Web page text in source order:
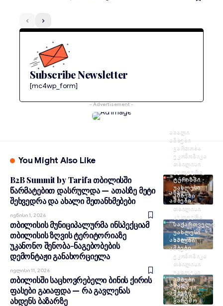
Subscribe Newsletter
[mc4wp_form]
- Advertisement -
You Might Also Like
ᲐᲮᲐᲚᲘ
ᲐᲛᲑᲔᲑᲘ
ᲒᲐᲠᲗᲝᲑᲐ
ᲔᲙᲝᲜᲝᲛᲘᲙᲐ
ᲗᲑᲘᲚᲘᲡᲘ
ᲙᲣᲚᲢᲣᲠᲐ
ᲢᲣᲠᲘᲖᲛᲘ
ᲣᲐᲮᲚᲔᲡᲘ
ᲐᲛᲑᲔᲑᲘ
B2B Summit by Tarifa თბილისში
წარმატებით დასრულდა — ათასზე მეტი
შეხვედრა და ახალი შეთანხმებები
Ივნისი 1, 2026
ᲐᲮᲐᲚᲘ
ᲐᲛᲑᲔᲑᲘ
ᲗᲑᲘᲚᲘᲡᲘ
ᲙᲣᲚᲢᲣᲠᲐ
ᲡᲐᲥᲐᲠᲗᲕᲔᲚᲝ
ᲣᲐᲮᲚᲔᲡᲘ
ᲐᲛᲑᲔᲑᲘ
თბილისის მუნიციპალურმა ინსპექციამ
თბილისის ზღვის ტერიტორიაზე
უკანონო შენობა-ნაგებობების
დემონტაჟი განახორციელა
Ივლისი 11, 2026
ᲐᲮᲐᲚᲘ
ᲐᲛᲑᲔᲑᲘ
ᲔᲙᲝᲜᲝᲛᲘᲙᲐ
ᲗᲑᲘᲚᲘᲡᲘ
ᲣᲐᲮᲚᲔᲡᲘ
ᲐᲛᲑᲔᲑᲘ
ᲣᲫᲠᲐᲕᲘ
ᲥᲝᲜᲔᲑᲐ
თბილისში საცხოვრებელი ბინის ქირის
ფასები გაიაფდა — რა გავლენას
ახდენს ბაზარზე
ᲐᲮᲐᲚᲘ
ᲐᲛᲑᲔᲑᲘ
ᲒᲐᲠᲔᲛᲝ